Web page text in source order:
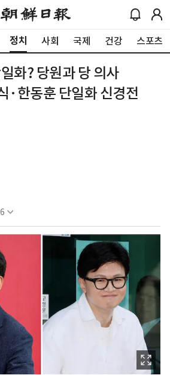
정치 사회 국제 건강 스포츠
화? 당원과 당 의사
·한동훈 단일화 신경전